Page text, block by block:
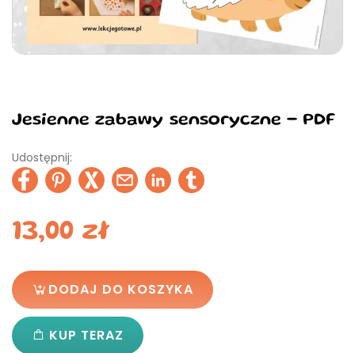
Jesienne zabawy sensoryczne - PDF
Udostępnij:
13,00zł
DODAJ DO KOSZYKA
KUP TERAZ